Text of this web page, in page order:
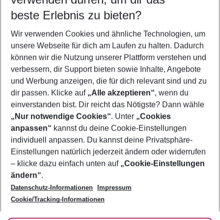
5-8 Nächte
2 Erwachsene Keine Kinder
Mehr Filter anzeigen
Footer
Footer navigation
Über uns
AGB
Bestpreisgarantie
Cookie-Einstellungen ändern
Cookie-Richtlinie
Agenturbetreuung
Barrierefreies Reisen
Folge uns
beste Erlebnis zu bieten?
Wir verwenden Cookies und ähnliche Technologien, um
unsere Webseite für dich am Laufen zu halten. Dadurch
können wir die Nutzung unserer Plattform verstehen und
verbessern, dir Support bieten sowie Inhalte, Angebote
und Werbung anzeigen, die für dich relevant sind und zu
dir passen. Klicke auf „Alle akzeptieren“, wenn du
einverstanden bist. Dir reicht das Nötigste? Dann wähle
„Nur notwendige Cookies“. Unter „Cookies
anpassen“ kannst du deine Cookie-Einstellungen
individuell anpassen. Du kannst deine Privatsphäre-
Einstellungen natürlich jederzeit ändern oder widerrufen
– klicke dazu einfach unten auf „Cookie-Einstellungen
ändern“.
Datenschutz-Informationen
Impressum
Cookie/Tracking-Informationen